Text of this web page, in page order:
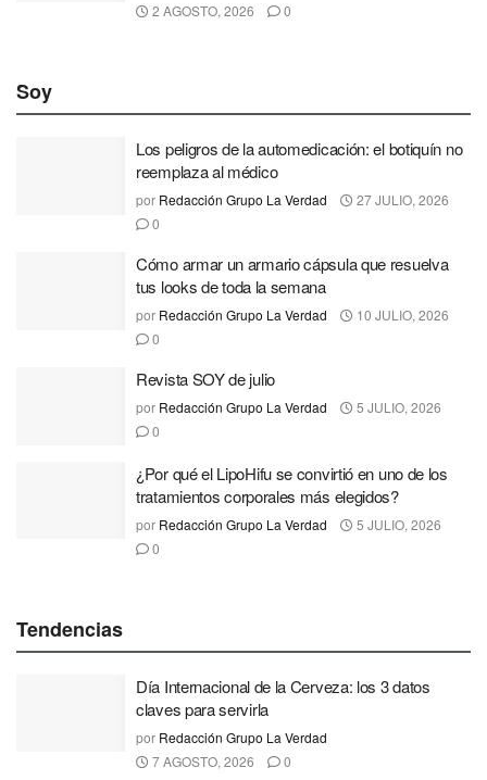
2 AGOSTO, 2026
0
Soy
Los peligros de la automedicación: el botiquín no
reemplaza al médico
por Redacción Grupo La Verdad
27 JULIO, 2026
0
Cómo armar un armario cápsula que resuelva
tus looks de toda la semana
por Redacción Grupo La Verdad
10 JULIO, 2026
0
Revista SOY de julio
por Redacción Grupo La Verdad
5 JULIO, 2026
0
¿Por qué el LipoHifu se convirtió en uno de los
tratamientos corporales más elegidos?
por Redacción Grupo La Verdad
5 JULIO, 2026
0
Tendencias
Día Internacional de la Cerveza: los 3 datos
claves para servirla
por Redacción Grupo La Verdad
7 AGOSTO, 2026
0